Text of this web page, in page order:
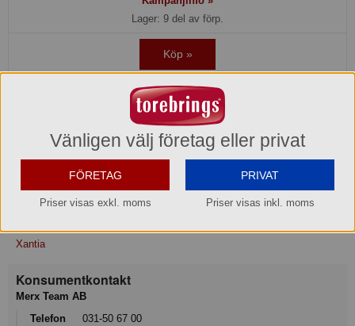
Lager: 9 del av förp.
Köp »
Produktinformation
Melamin
Mått/storlek: Ø 9,5 cm H 4,7 cm
Varumärke
Xantia
Konsumentkontakt
Merx Team AB
Telefon
031-50 67 00
Vänligen välj företag eller privat
FÖRETAG
Priser visas exkl. moms
PRIVAT
Priser visas inkl. moms